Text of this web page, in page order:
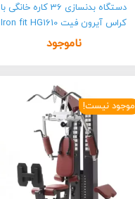
دستگاه بدنسازی 36 کاره خانگی با
کراس آیرون فیت Iron fit HG1610
ناموجود
موجود نیست!